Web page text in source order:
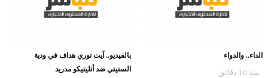
الداء.. والدواء
منذ 10 دقائق
بالفيديو.. آيت نوري هداف في ودية
الستيتي ضد أتليتيكو مدريد